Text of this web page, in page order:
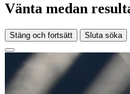
Vänta medan
Stäng och fortsätt Sluta söka